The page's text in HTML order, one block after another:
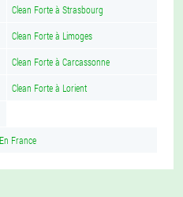
Clean Forte à Strasbourg
Clean Forte à Limoges
Clean Forte à Carcassonne
Clean Forte à Lorient
France